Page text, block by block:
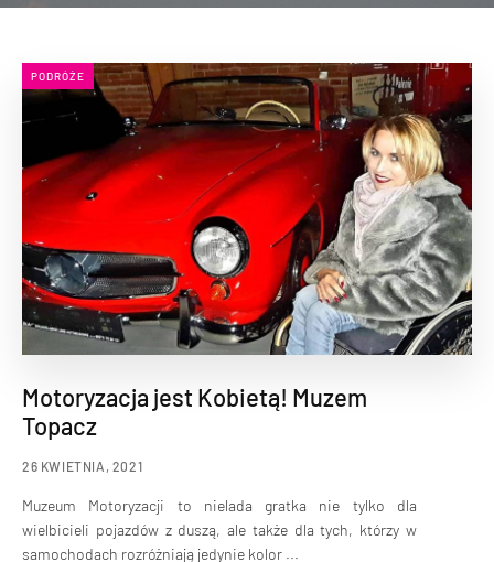
PODRÓŻE
Motoryzacja jest Kobietą! Muzem
Topacz
26 KWIETNIA, 2021
Muzeum Motoryzacji to nielada gratka nie tylko dla
wielbicieli pojazdów z duszą, ale także dla tych, którzy w
samochodach rozróżniają jedynie kolor ...